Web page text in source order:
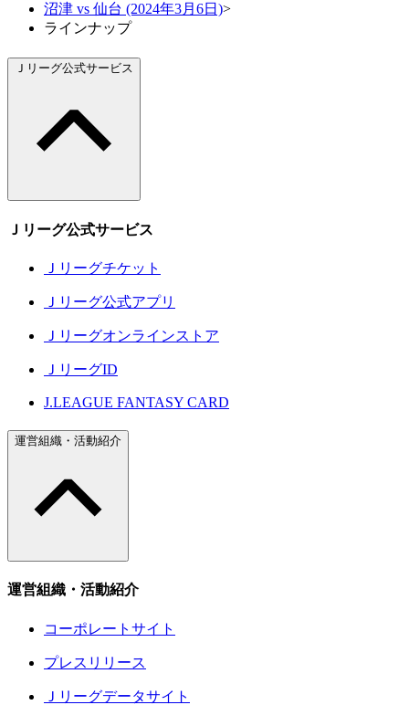
沼津 vs 仙台 (2024年3月6日)>
ラインナップ
Ｊリーグ公式サービス
Ｊリーグ公式サービス
Ｊリーグチケット
Ｊリーグ公式アプリ
Ｊリーグオンラインストア
ＪリーグID
J.LEAGUE FANTASY CARD
運営組織・活動紹介
運営組織・活動紹介
コーポレートサイト
プレスリリース
Ｊリーグデータサイト